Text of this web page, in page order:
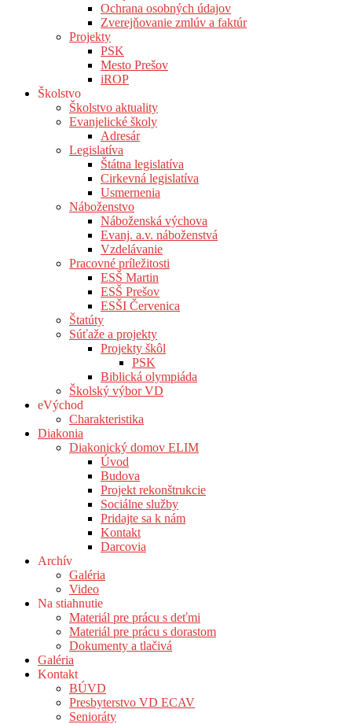
Ochrana osobných údajov
Zverejňovanie zmlúv a faktúr
Projekty
PSK
Mesto Prešov
iROP
Školstvo
Školstvo aktuality
Evanjelické školy
Adresár
Legislatíva
Štátna legislatíva
Cirkevná legislatíva
Usmernenia
Náboženstvo
Náboženská výchova
Evanj. a.v. náboženstvá
Vzdelávanie
Pracovné príležitosti
ESŠ Martin
ESŠ Prešov
ESŠI Červenica
Štatúty
Súťaže a projekty
Projekty škôl
PSK
Biblická olympiáda
Školský výbor VD
eVýchod
Charakteristika
Diakonia
Diakonický domov ELIM
Úvod
Budova
Projekt rekonštrukcie
Sociálne služby
Pridajte sa k nám
Kontakt
Darcovia
Archív
Galéria
Video
Na stiahnutie
Materiál pre prácu s deťmi
Materiál pre prácu s dorastom
Dokumenty a tlačivá
Galéria
Kontakt
BÚVD
Presbyterstvo VD ECAV
Senioráty